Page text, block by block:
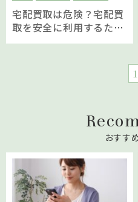
宅配買取は危険？宅配買
取を安全に利用するため
の方法とは
1
おすす